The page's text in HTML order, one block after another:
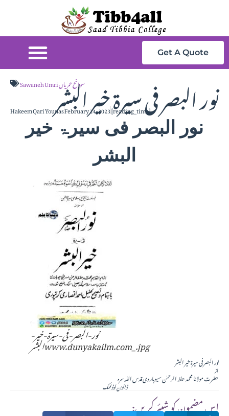
Get A Quote
Sawaneh Umri سوانح عمریاں
نور البصر فی سیرۃ خیر البشرHakeem Qari YounasFebruary 24, 2023[reading_time]
نور البصر فی سیرۃ خیر
البشر
نور-البصر-فی-سیرۃ-خیر-
البشرwww.dunyakailm.com_.jpg
نور البصر فی سیرۃ خیر البشر
از
حضرت مولانا محمد حفظ الرحمٰن سیوہاروی قدس اللہ سرہ
ڈائون لوڈ لنک
:اس مضمون کو شیئر کریں